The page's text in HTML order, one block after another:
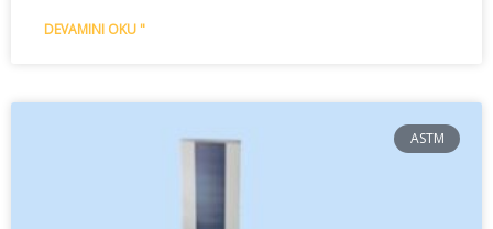
DEVAMINI OKU "
ASTM